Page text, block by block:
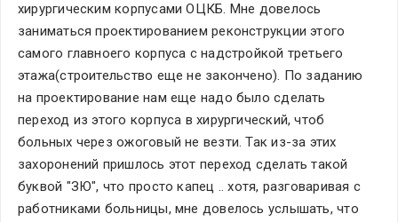
хирургическим корпусами ОЦКБ. Мне довелось
заниматься проектированием реконструкции этого
самого главноего корпуса с надстройкой третьего
этажа(строительство еще не закончено). По заданию
на проектирование нам еще надо было сделать
переход из этого корпуса в хирургический, чтоб
больных через ожоговый не везти. Так из-за этих
захоронений пришлось этот переход сделать такой
буквой "ЗЮ", что просто капец .. хотя, разговаривая с
работниками больницы, мне довелось услышать, что